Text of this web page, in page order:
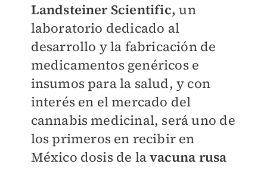
Landsteiner Scientific, un
laboratorio dedicado al
desarrollo y la fabricación de
medicamentos genéricos e
insumos para la salud, y con
interés en el mercado del
cannabis medicinal, será uno de
los primeros en recibir en
México dosis de lavacuna rusa